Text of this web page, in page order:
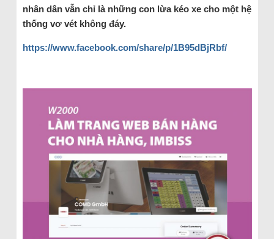
nhân dân vẫn chỉ là những con lừa kéo xe cho một hệ
thống vơ vét không đáy.
https://www.facebook.com/share/p/1B95dBjRbf/